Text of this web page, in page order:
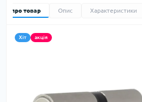
про товар Опис Характеристики
Хіт акція